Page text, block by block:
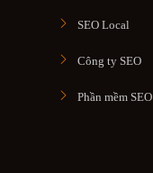
SEO Local
Công ty SEO
Phần mềm SEO